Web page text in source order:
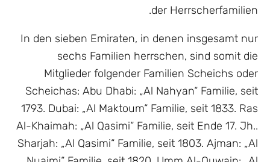
der Herrscherfamilien.
In den sieben Emiraten, in denen insgesamt nur
sechs Familien herrschen, sind somit die
Mitglieder folgender Familien Scheichs oder
Scheichas: Abu Dhabi: „Al Nahyan“ Familie, seit
1793. Dubai: „Al Maktoum“ Familie, seit 1833. Ras
Al-Khaimah: „Al Qasimi“ Familie, seit Ende 17. Jh..
Sharjah: „Al Qasimi“ Familie, seit 1803. Ajman: „Al